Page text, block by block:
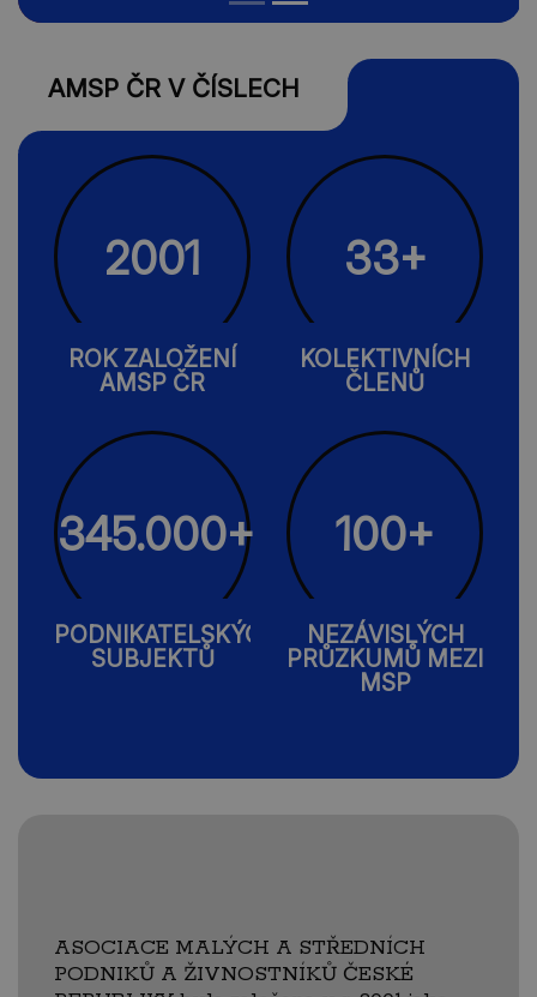
AMSP ČR V ČÍSLECH
2001
ROK ZALOŽENÍ
AMSP ČR
33+
KOLEKTIVNÍCH
ČLENŮ
345.000+
PODNIKATELSKÝCH
SUBJEKTŮ
100+
NEZÁVISLÝCH
PRŮZKUMŮ MEZI
MSP
ASOCIACE MALÝCH A STŘEDNÍCH
PODNIKŮ A ŽIVNOSTNÍKŮ ČESKÉ